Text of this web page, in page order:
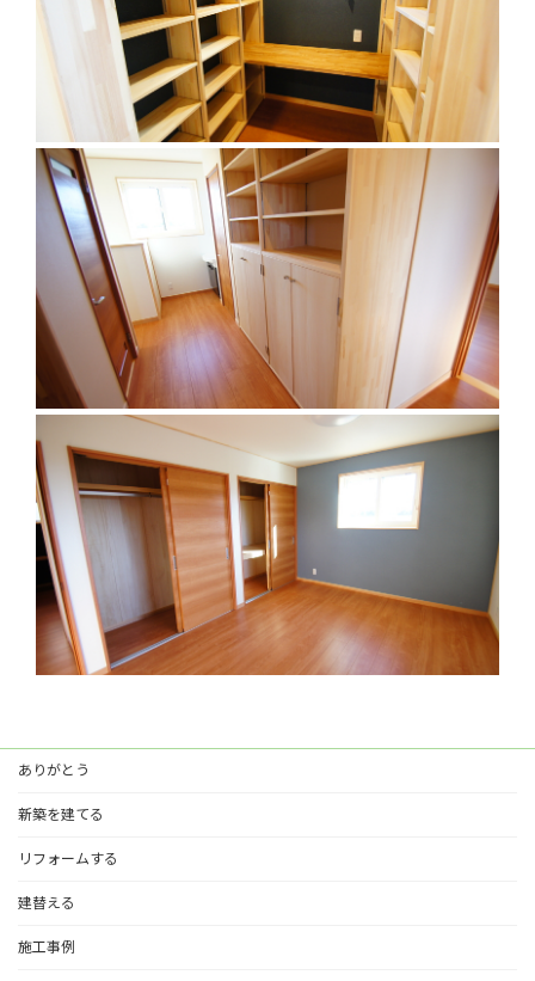
ありがとう
新築を建てる
リフォームする
建替える
施工事例